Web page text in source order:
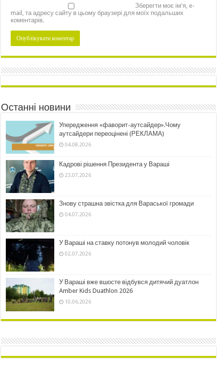
Зберегти моє ім'я, e-
mail, та адресу сайту в цьому браузері для моїх подальших
коментарів.
Останні новини
Упередження «фаворит-аутсайдер».Чому
аутсайдери переоцінені (РЕКЛАМА)
04.08.2026
Кадрові рішення Президента у Вараші
23.07.2026
Знову страшна звістка для Вараської громади
04.07.2026
У Вараші на ставку потонув молодий чоловік
02.07.2026
У Вараші вже вшосте відбувся дитячий дуатлон
Amber Kids Duathlon 2026
10.06.2026